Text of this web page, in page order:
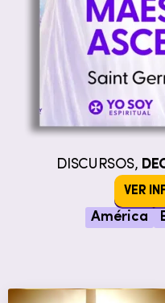
DISCURSOS,
VER
América